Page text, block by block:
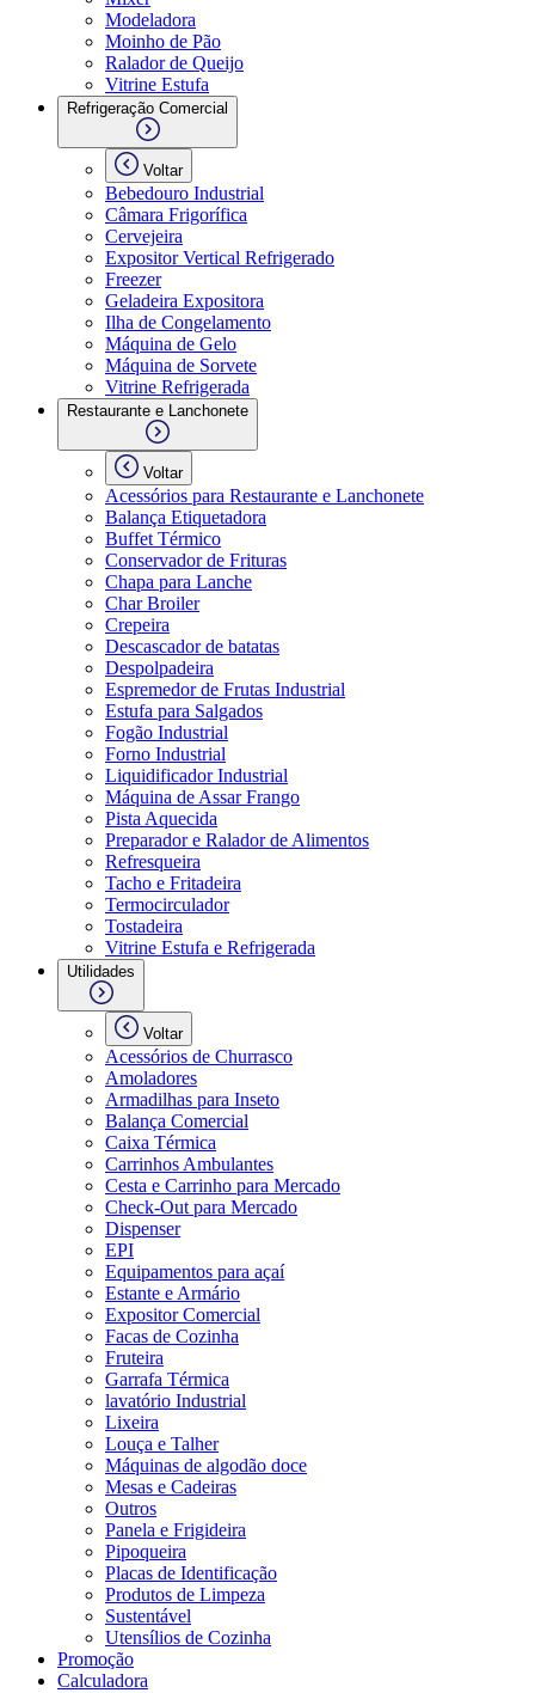
Modeladora
Moinho de Pão
Ralador de Queijo
Vitrine Estufa
Refrigeração Comercial
Voltar
Bebedouro Industrial
Câmara Frigorífica
Cervejeira
Expositor Vertical Refrigerado
Freezer
Geladeira Expositora
Ilha de Congelamento
Máquina de Gelo
Máquina de Sorvete
Vitrine Refrigerada
Restaurante e Lanchonete
Voltar
Acessórios para Restaurante e Lanchonete
Balança Etiquetadora
Buffet Térmico
Conservador de Frituras
Chapa para Lanche
Char Broiler
Crepeira
Descascador de batatas
Despolpadeira
Espremedor de Frutas Industrial
Estufa para Salgados
Fogão Industrial
Forno Industrial
Liquidificador Industrial
Máquina de Assar Frango
Pista Aquecida
Preparador e Ralador de Alimentos
Refresqueira
Tacho e Fritadeira
Termocirculador
Tostadeira
Vitrine Estufa e Refrigerada
Utilidades
Voltar
Acessórios de Churrasco
Amoladores
Armadilhas para Inseto
Balança Comercial
Caixa Térmica
Carrinhos Ambulantes
Cesta e Carrinho para Mercado
Check-Out para Mercado
Dispenser
EPI
Equipamentos para açaí
Estante e Armário
Expositor Comercial
Facas de Cozinha
Fruteira
Garrafa Térmica
lavatório Industrial
Lixeira
Louça e Talher
Máquinas de algodão doce
Mesas e Cadeiras
Outros
Panela e Frigideira
Pipoqueira
Placas de Identificação
Produtos de Limpeza
Sustentável
Utensílios de Cozinha
Promoção
Calculadora